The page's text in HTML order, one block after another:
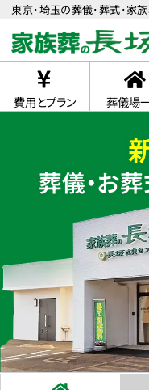
東京･埼玉の葬儀･葬式･家族
費用とプラン 葬儀場
葬儀・お